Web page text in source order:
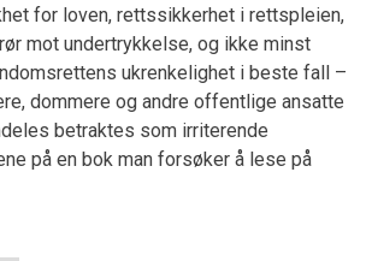
for loven, rettssikkerhet i rettspleien,
mot undertrykkelse, og ikke minst
ukrenkelighet i beste fall –
dommere og andre offentlige ansatte
betraktes som irriterende
på en bok man forsøker å lese på